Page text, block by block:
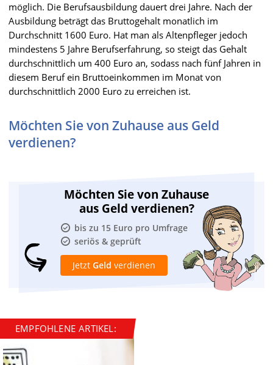
möglich. Die Berufsausbildung dauert drei Jahre. Nach der
Ausbildung beträgt das Bruttogehalt monatlich im
Durchschnitt 1600 Euro. Hat man als Altenpfleger jedoch
mindestens 5 Jahre Berufserfahrung, so steigt das Gehalt
durchschnittlich um 400 Euro an, sodass nach fünf Jahren in
diesem Beruf ein Bruttoeinkommen im Monat von
durchschnittlich 2000 Euro zu erreichen ist.
Möchten Sie von Zuhause aus Geld
verdienen?
Möchten Sie von Zuhause
aus Geld verdienen?
bis zu 15 Euro pro Umfrage
seriös & geprüft
Jetzt Geld verdienen
EMPFOHLENE ARTIKEL: